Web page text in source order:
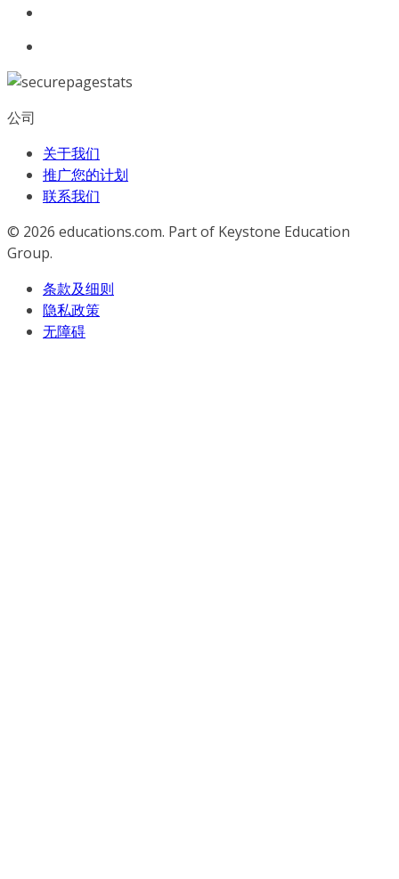
公司
关于我们
推广您的计划
联系我们
© 2026 educations.com. Part of Keystone Education
Group.
条款及细则
隐私政策
无障碍